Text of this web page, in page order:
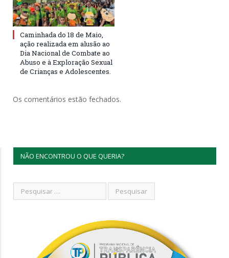
Caminhada do 18 de Maio,
ação realizada em alusão ao
Dia Nacional de Combate ao
Abuso e à Exploração Sexual
de Crianças e Adolescentes.
Os comentários estão fechados.
NÃO ENCONTROU O QUE QUERIA?